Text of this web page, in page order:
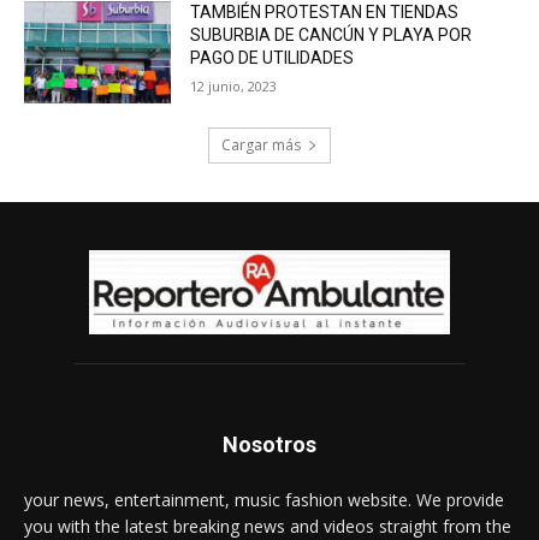
TAMBIÉN PROTESTAN EN TIENDAS
SUBURBIA DE CANCÚN Y PLAYA POR
PAGO DE UTILIDADES
12 junio, 2023
Cargar más
Nosotros
your news, entertainment, music fashion website. We provide
you with the latest breaking news and videos straight from the